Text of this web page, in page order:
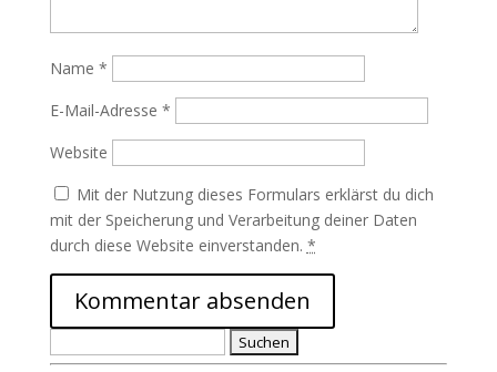
Name *
E-Mail-Adresse *
Website
Mit der Nutzung dieses Formulars erklärst du dich
mit der Speicherung und Verarbeitung deiner Daten
durch diese Website einverstanden. *
nach: